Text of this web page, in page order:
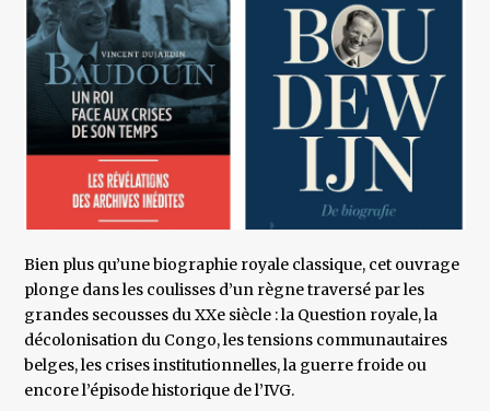
Bien plus qu’une biographie royale classique, cet ouvrage
plonge dans les coulisses d’un règne traversé par les
grandes secousses du XXe siècle : la Question royale, la
décolonisation du Congo, les tensions communautaires
belges, les crises institutionnelles, la guerre froide ou
encore l’épisode historique de l’IVG.